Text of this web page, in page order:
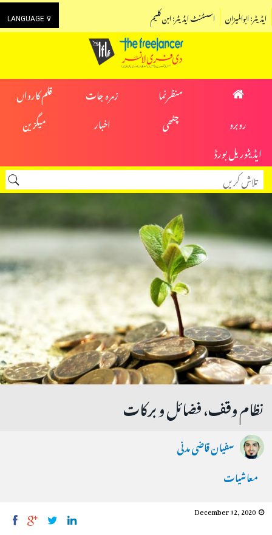
LANGUAGE ⊽ اسسٹنٹ ایڈیٹر: ابن کلیم ایڈیٹر: ابوالمیزان
منظرنما زمرہ جات
قلم کارواں
روبرو
چٹھی اخبار
میگزین
ایڈیٹوریل بورڈ
نظام وقف، فضائل و برکات
سفیان قاضی مدنی
معاشیات
December 12, 2020